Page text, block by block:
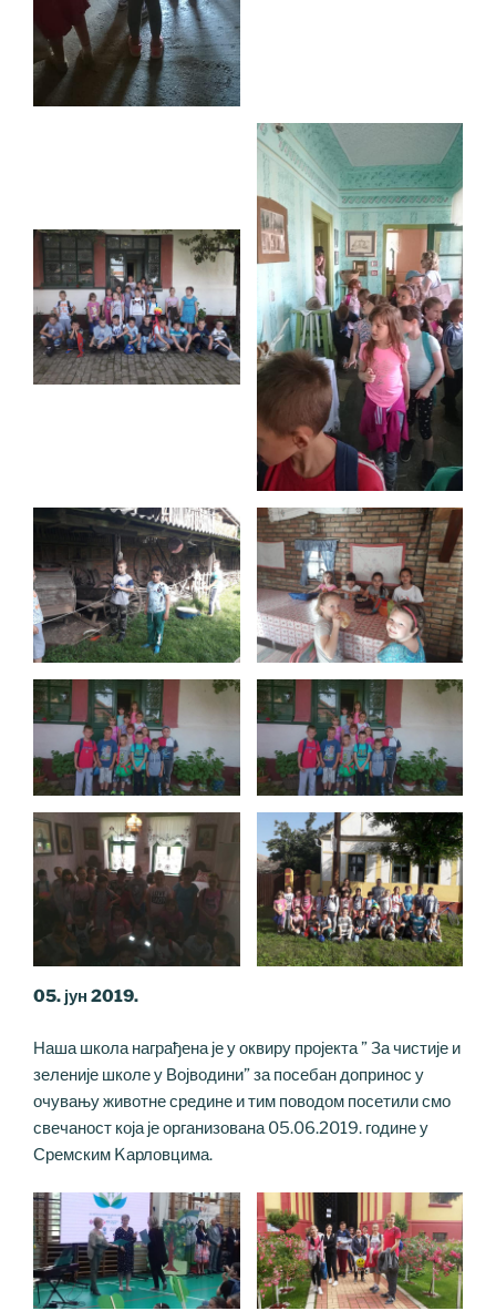
05. јун 2019.
Наша школа награђена је у оквиру пројекта ” За чистије и
зеленије школе у Војводини” за посебан допринос у
очувању животне средине и тим поводом посетили смо
свечаност која је организована 05.06.2019. године у
Сремским Kарловцима.